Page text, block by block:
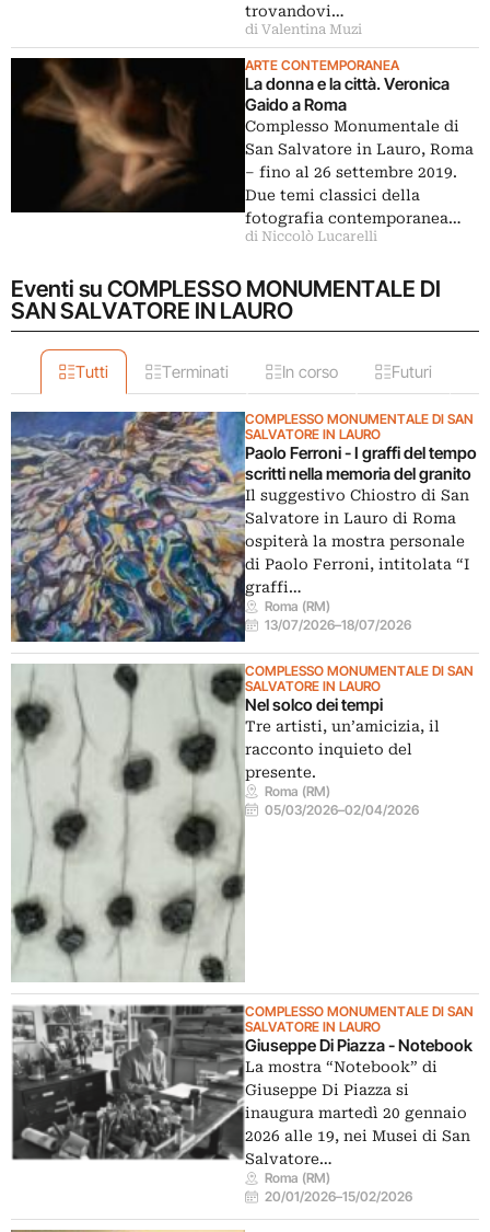
trovandovi…
di Valentina Muzi
ARTE CONTEMPORANEA
La donna e la città. Veronica
Gaido a Roma
Complesso Monumentale di
San Salvatore in Lauro, Roma
‒ fino al 26 settembre 2019.
Due temi classici della
fotografia contemporanea…
di Niccolò Lucarelli
Eventi su COMPLESSO MONUMENTALE DI
SAN SALVATORE IN LAURO
Tutti Terminati In corso Futuri
COMPLESSO MONUMENTALE DI SAN
SALVATORE IN LAURO
Paolo Ferroni - I graffi del tempo
scritti nella memoria del granito
Il suggestivo Chiostro di San
Salvatore in Lauro di Roma
ospiterà la mostra personale
di Paolo Ferroni, intitolata “I
graffi…
Roma (RM)
13/07/2026–18/07/2026
COMPLESSO MONUMENTALE DI SAN
SALVATORE IN LAURO
Nel solco dei tempi
Tre artisti, un’amicizia, il
racconto inquieto del
presente.
Roma (RM)
05/03/2026–02/04/2026
COMPLESSO MONUMENTALE DI SAN
SALVATORE IN LAURO
Giuseppe Di Piazza - Notebook
La mostra “Notebook” di
Giuseppe Di Piazza si
inaugura martedì 20 gennaio
2026 alle 19, nei Musei di San
Salvatore…
Roma (RM)
20/01/2026–15/02/2026